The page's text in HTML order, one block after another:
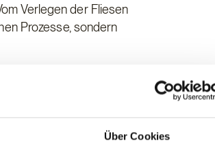
Über Cookies
Verlegen der Fliesen
Prozesse, sondern
teilen die Vision,
persönliches
Lösungen im